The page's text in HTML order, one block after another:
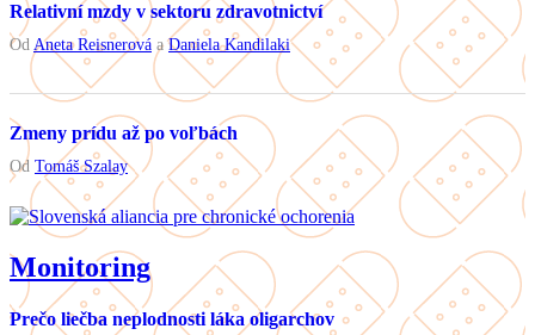
Relativní mzdy v sektoru zdravotnictví
OdAneta Reisnerová aDaniela Kandilaki
Zmeny prídu až po voľbách
Od Tomáš Szalay
Monitoring
Prečo liečba neplodnosti láka oligarchov